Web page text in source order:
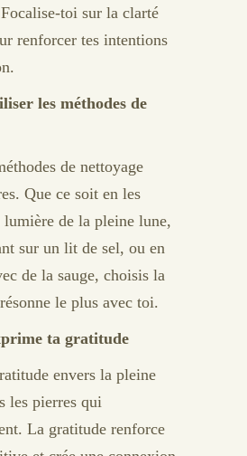
toi sur la clarté
renforcer tes intentions
les méthodes de
de nettoyage
Que ce soit en les
lumière de la pleine lune,
sur un lit de sel, ou en
de la sauge, choisis la
le plus avec toi.
ta gratitude
envers la pleine
les pierres qui
La gratitude renforce